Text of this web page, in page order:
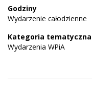
Godziny
Wydarzenie całodzienne
Kategoria tematyczna
Wydarzenia WPiA